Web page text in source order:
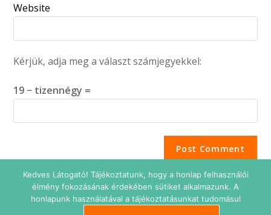
Website
Kérjük, adja meg a választ számjegyekkel:
19 − tizennégy =
Kedves Látogató! Tájékoztatunk, hogy a honlap felhasználói
élmény fokozásának érdekében sütiket alkalmazunk. A
honlapunk használatával a tájékoztatásunkat tudomásul